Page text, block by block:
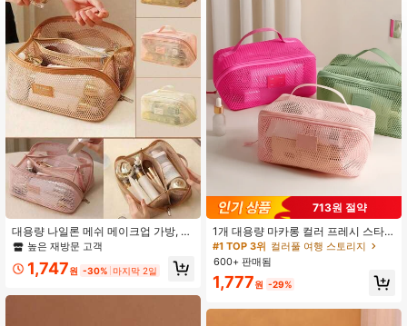
4.83 168 팔로워
대용량 나일론 메쉬 메이크업 가방, 통
기성 있는 다층 화장품 수납 가방, 여
도구 가방, 휴대용 여행 메이크업 가
적합
높은 재방문 고객
1,747원 -30% 마지막 2일
713원 절약
1개 대용량 마카롱 컬러 프레시 스타
일 고품질 텍스처 다기능 메쉬 화장품
수납 가방
#1 TOP 3위 컬러풀 여행 스토리지
높은 재방문 고객
#1 TOP 3위 컬러풀 여행 스토리지
높은 재방문 고객
#1 TOP 3위 컬러풀 여행 스토리지
높은 재방문 고객
#1 TOP 3위
높은 재방문 고객
600+ 판매됨
1,777원 -29%